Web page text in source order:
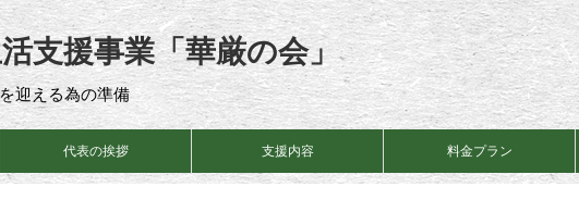
支援事業「華厳の会」
迎える為の準備
代表の挨拶 支援内容 料金プラン